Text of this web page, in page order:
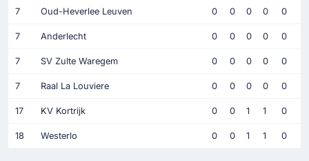
7 Oud-Heverlee Leuven 0 0 0 0 0
7 Anderlecht 0 0 0 0 0
7 SV Zulte Waregem 0 0 0 0 0
7 Raal La Louviere 0 0 0 0 0
17 KV Kortrijk 0 0 1 1 0
18 Westerlo 0 0 1 1 0